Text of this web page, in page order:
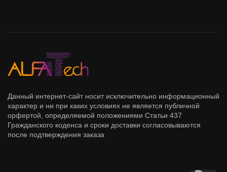
Данный интернет-сайт носит исключительно информационный
характер и ни при каких условиях не является публичной
орфертой, определяемой положениями Статьи 437
Гражданского коденса и сроки доставки согласовываются
после подтверждения заказа